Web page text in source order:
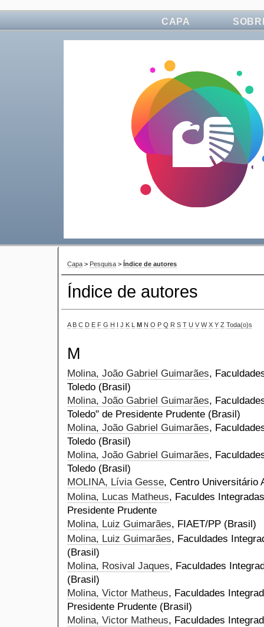
CAPA
Capa > Pesquisa > Índice de autores
Índice de autores
A B C D E F G H I J K L M N O P Q R S T U V W X Y Z Toda(o)s
M
Molina, João Gabriel Guimarães,
Toledo (Brasil)
Molina, João Gabriel Guimarães,
Toledo" de Presidente Prudente (Brasil)
Molina, João Gabriel Guimarães,
Toledo (Brasil)
Molina, João Gabriel Guimarães,
Toledo (Brasil)
MOLINA, Lívia Gesse, Centro Universitário
Molina, Lucas Matheus, Faculdes
Presidente Prudente
Molina, Luiz Guimarães, FIAET/PP (Brasil)
Molina, Luiz Guimarães, Faculdades
(Brasil)
Molina, Rosival Jaques, Faculdades
(Brasil)
Molina, Victor Matheus, Faculdades
Presidente Prudente (Brasil)
Molina, Victor Matheus, Faculdades